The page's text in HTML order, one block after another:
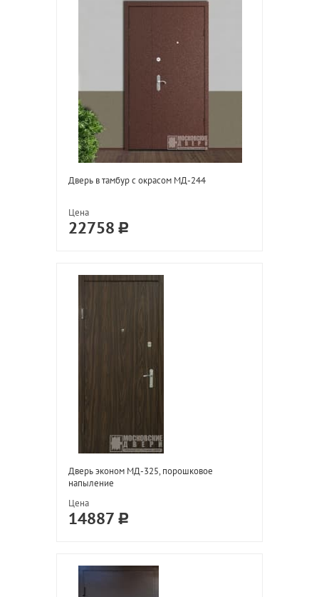
Дверь в тамбур с окрасом МД-244
Цена
22758
Дверь эконом МД-325, порошковое
напыление
Цена
14887